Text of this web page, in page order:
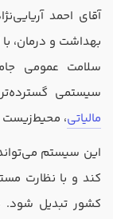
آقای احمد
بهداشت و درمان،
سلامت عمومی
سیستمی
مالیاتی، محیط‌زیست
این سیستم
کند و با نظارت
کشور تبدیل شود.